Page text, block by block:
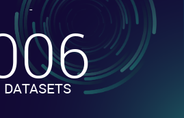
-
DATASETS